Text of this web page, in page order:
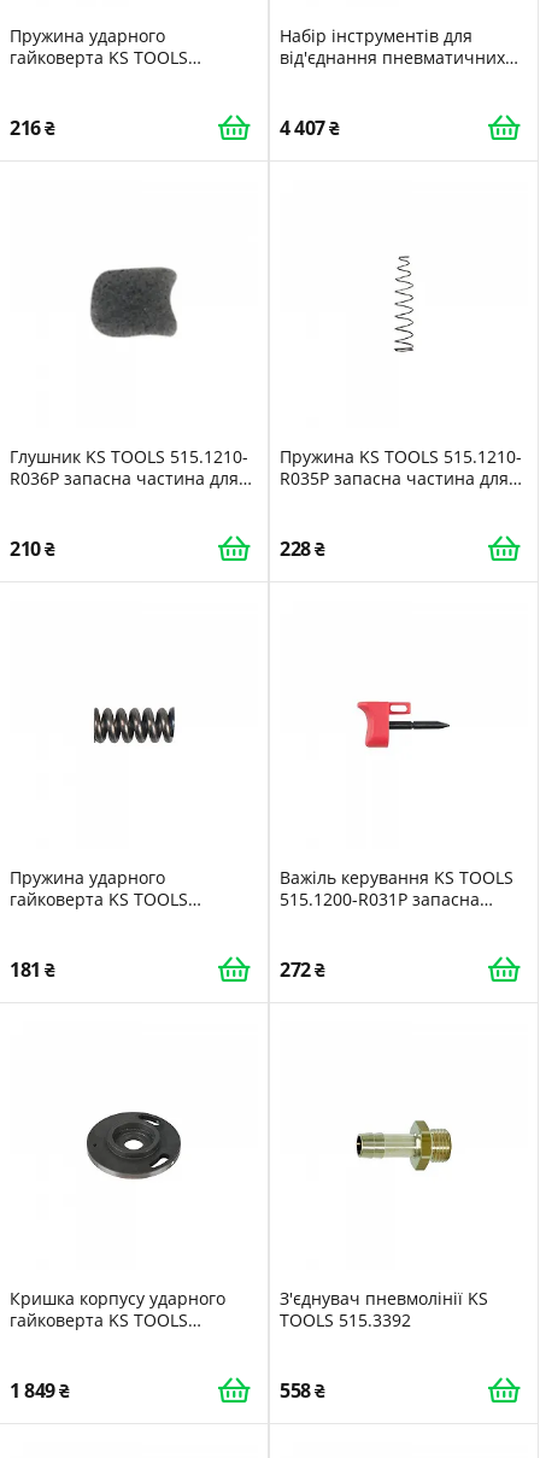
Пружина ударного
гайковерта KS TOOLS
216
Набір інструментів для
від'єднання пневматичних
4 407
Глушник KS TOOLS 515.1210-
R036P запасна частина для
210
Пружина KS TOOLS 515.1210-
R035P запасна частина для
228
Пружина ударного
гайковерта KS TOOLS
181
Важіль керування KS TOOLS
515.1200-R031P запасна
272
Кришка корпусу ударного
гайковерта KS TOOLS
1 849
З'єднувач пневмолінії KS
TOOLS 515.3392
558